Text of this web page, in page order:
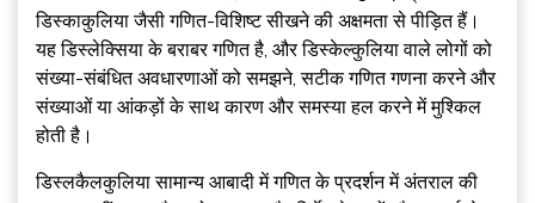
डिस्काकुलिया जैसी गणित-विशिष्ट सीखने की अक्षमता से पीड़ित हैं।
यह डिस्लेक्सिया के बराबर गणित है, और डिस्केल्कुलिया वाले लोगों को
संख्या-संबंधित अवधारणाओं को समझने, सटीक गणित गणना करने और
संख्याओं या आंकड़ों के साथ कारण और समस्या हल करने में मुश्किल
होती है।
डिस्लकैलकुलिया सामान्य आबादी में गणित के प्रदर्शन में अंतराल की